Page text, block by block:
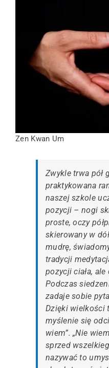
Zen Kwan Um
Zwykle trwa pół
praktykowana
naszej szkole
pozycji – nogi
proste, oczy
skierowany w
mudrę,
tradycji
pozycji ciała, ale
Podczas
zadaje sobie
Dzięki wielkości
myślenie się
wiem”. „Nie
sprzed
nazywać to